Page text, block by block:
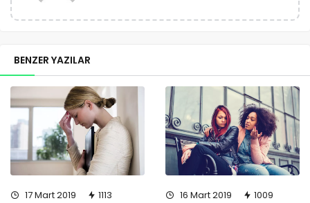
BENZER YAZILAR
17 Mart 2019 1113 16 Mart 2019 1009